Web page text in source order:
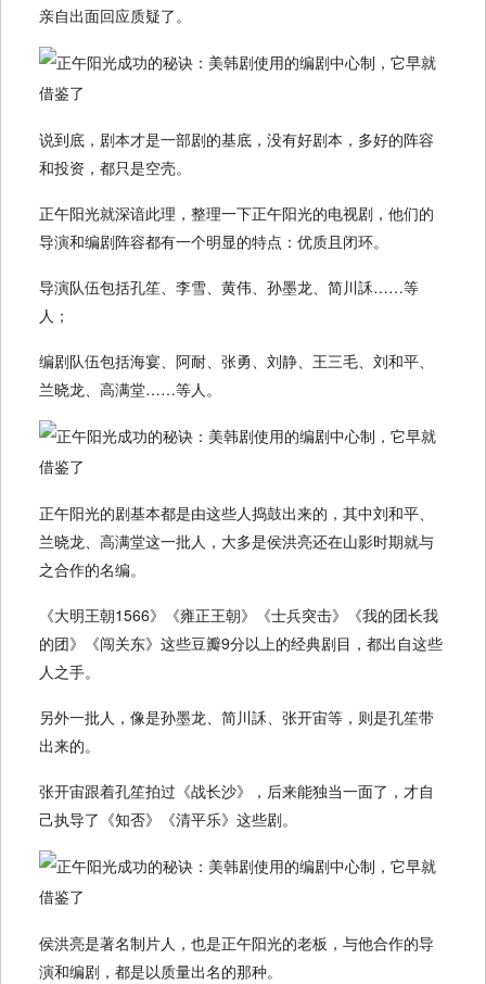
亲自出面回应质疑了。
说到底，剧本才是一部剧的基底，没有好剧本，多好的阵容
和投资，都只是空壳。
正午阳光就深谙此理，整理一下正午阳光的电视剧，他们的
导演和编剧阵容都有一个明显的特点：优质且闭环。
导演队伍包括孔笙、李雪、黄伟、孙墨龙、简川訸……等
人；
编剧队伍包括海宴、阿耐、张勇、刘静、王三毛、刘和平、
兰晓龙、高满堂……等人。
正午阳光的剧基本都是由这些人捣鼓出来的，其中刘和平、
兰晓龙、高满堂这一批人，大多是侯洪亮还在山影时期就与
之合作的名编。
《大明王朝1566‎》《雍正王朝》《士兵突击》《我的团长我
的团》《闯关东》这些豆瓣9分以上的经典剧目，都出自这些
人之手。
另外一批人，像是孙墨龙、简川訸、张开宙等，则是孔笙带
出来的。
张开宙跟着孔笙拍过《战长沙》，后来能独当一面了，才自
己执导了《知否》《清平乐》这些剧。
侯洪亮是著名制片人，也是正午阳光的老板，与他合作的导
演和编剧，都是以质量出名的那种。